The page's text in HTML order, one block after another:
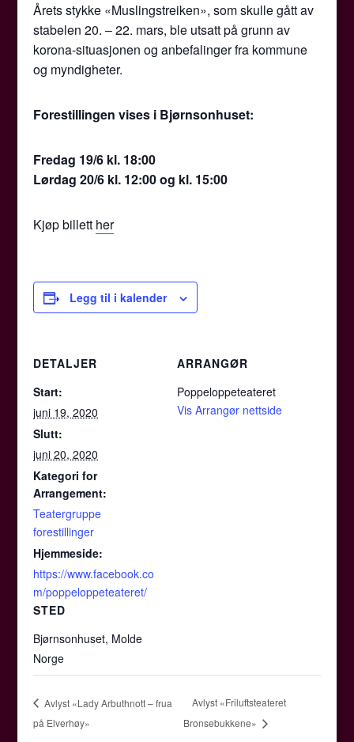
Årets stykke «Muslingstreiken», som skulle gått av
stabelen 20. – 22. mars, ble utsatt på grunn av
korona-situasjonen og anbefalinger fra kommune
og myndigheter.
Forestillingen vises i Bjørnsonhuset:
Fredag 19/6 kl. 18:00
Lørdag 20/6 kl. 12:00 og kl. 15:00
Kjøp billett her
Legg til i kalender
DETALJER
Start:
juni 19, 2020
Slutt:
juni 20, 2020
Kategori for
Arrangement:
Teatergruppe
forestillinger
Hjemmeside:
https://www.facebook.co
m/poppeloppeteateret/
STED
Bjørnsonhuset, Molde
Norge
ARRANGØR
Poppeloppeteateret
Vis Arrangør nettside
Avlyst «Lady Arbuthnott – frua
på Elverhøy»
Avlyst «Friluftsteateret
Bronsebukkene»